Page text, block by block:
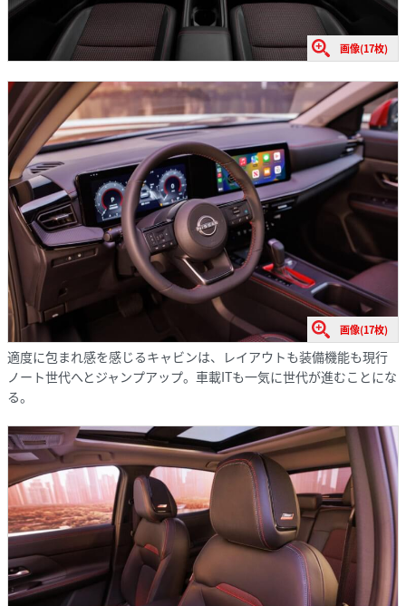
画像(17枚)
画像(17枚)
適度に包まれ感を感じるキャビンは、レイアウトも装備機能も現行
ノート世代へとジャンプアップ。車載ITも一気に世代が進むことにな
る。